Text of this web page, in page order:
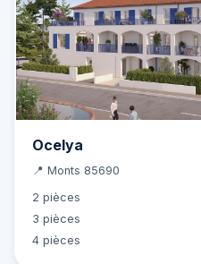
Ocelya
📍 Monts 85690
2 pièces
3 pièces
4 pièces